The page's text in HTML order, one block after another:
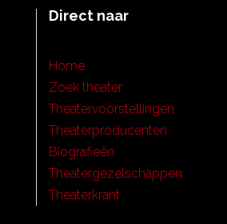
Direct naar
Home
Zoek theater
Theatervoorstellingen
Theaterproducenten
Biografieën
Theatergezelschappen
Theaterkrant